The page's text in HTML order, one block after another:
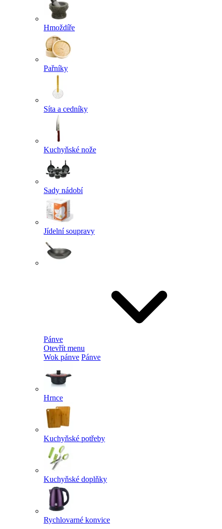
Hmoždíře
Pařníky
Síta a cedníky
Kuchyňské nože
Sady nádobí
Jídelní soupravy
Pánve
Otevřít menu
Wok pánve Pánve
Hrnce
Kuchyňské potřeby
Kuchyňské doplňky
Rychlovarné konvice